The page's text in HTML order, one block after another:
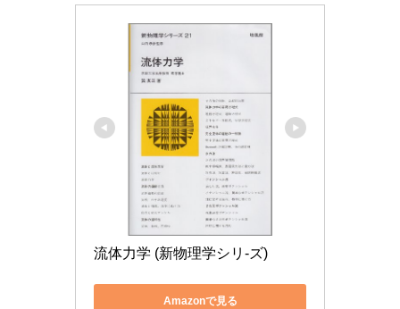
流体力学 (新物理学シリ-ズ)
Amazonで見る